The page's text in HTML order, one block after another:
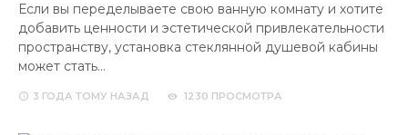
Если вы переделываете свою ванную комнату и хотите
добавить ценности и эстетической привлекательности
пространству, установка стеклянной душевой кабины
может стать…
3 ГОДА ТОМУ НАЗАД 1230 ПРОСМОТРА